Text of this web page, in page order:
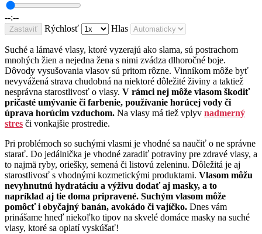
--:--
Zastaviť Rýchlosť Hlas
Suché a lámavé vlasy, ktoré vyzerajú ako slama, sú postrachom
mnohých žien a nejedna žena s nimi zvádza dlhoročné boje.
Dôvody vysušovania vlasov sú pritom rôzne. Vinníkom môže byť
nevyvážená strava chudobná na niektoré dôležité živiny a taktiež
nesprávna starostlivosť o vlasy. V rámci nej môže vlasom škodiť
pričasté umývanie či farbenie, používanie horúcej vody či
úprava horúcim vzduchom. Na vlasy má tiež vplyv nadmerný
stres či vonkajšie prostredie.
Pri problémoch so suchými vlasmi je vhodné sa naučiť o ne správne
starať. Do jedálnička je vhodné zaradiť potraviny pre zdravé vlasy, a
to najmä ryby, oriešky, semená či listovú zeleninu. Dôležitá je aj
starostlivosť s vhodnými kozmetickými produktami. Vlasom môžu
nevyhnutnú hydratáciu a výživu dodať aj masky, a to
napríklad aj tie doma pripravené. Suchým vlasom môže
pomôcť i obyčajný banán, avokádo či vajíčko. Dnes vám
prinášame hneď niekoľko tipov na skvelé domáce masky na suché
vlasy, ktoré sa oplatí vyskúšať!